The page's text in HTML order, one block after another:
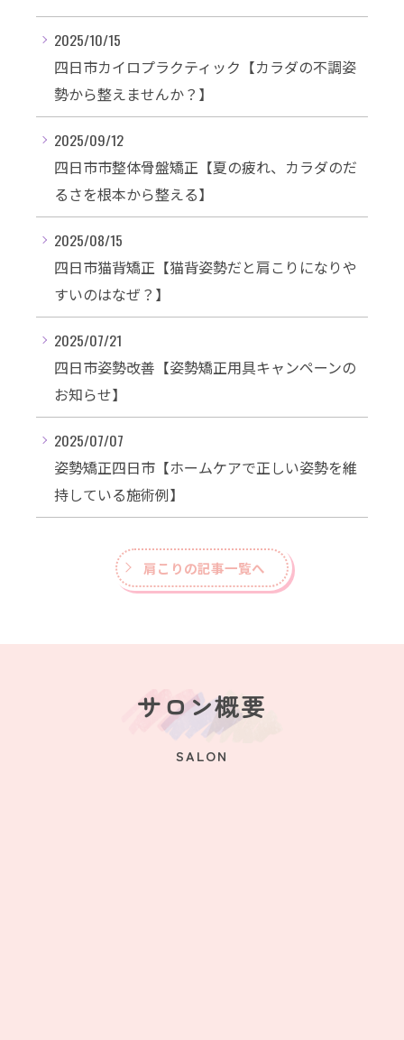
2025/10/15
四日市カイロプラクティック【カラダの不調姿
勢から整えませんか？】
2025/09/12
四日市市整体骨盤矯正【夏の疲れ、カラダのだ
るさを根本から整える】
2025/08/15
四日市猫背矯正【猫背姿勢だと肩こりになりや
すいのはなぜ？】
2025/07/21
四日市姿勢改善【姿勢矯正用具キャンペーンの
お知らせ】
2025/07/07
姿勢矯正四日市【ホームケアで正しい姿勢を維
持している施術例】
肩こりの記事一覧へ
サロン概要
SALON